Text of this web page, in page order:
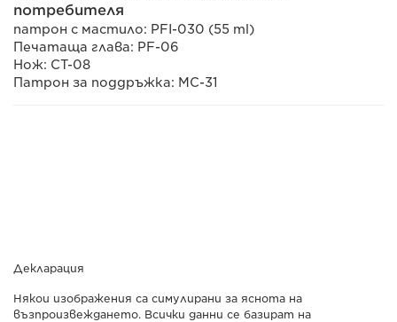
потребителя
патрон с мастило: PFI-030 (55 ml)
Печатаща глава: PF-06
Нож: CT-08
Патрон за поддръжка: MC-31
Декларация
Някои изображения са симулирани за яснота на
възпроизвеждането. Всички данни се базират на